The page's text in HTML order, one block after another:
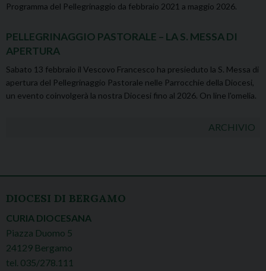
Programma del Pellegrinaggio da febbraio 2021 a maggio 2026.
PELLEGRINAGGIO PASTORALE – LA S. MESSA DI
APERTURA
Sabato 13 febbraio il Vescovo Francesco ha presieduto la S. Messa di
apertura del Pellegrinaggio Pastorale nelle Parrocchie della Diocesi,
un evento coinvolgerà la nostra Diocesi fino al 2026. On line l'omelia.
ARCHIVIO
DIOCESI DI BERGAMO
CURIA DIOCESANA
Piazza Duomo 5
24129 Bergamo
tel. 035/278.111